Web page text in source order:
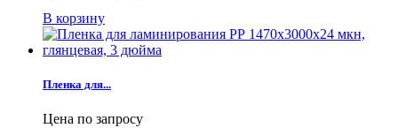
В корзину
Пленка для...
Цена по запросу